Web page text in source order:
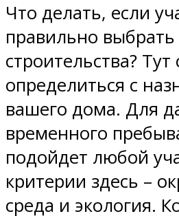
Что делать, если
правильно
строительства? Тут
определиться с
вашего дома. Для
временного
подойдет любой
критерии здесь –
среда и экология.